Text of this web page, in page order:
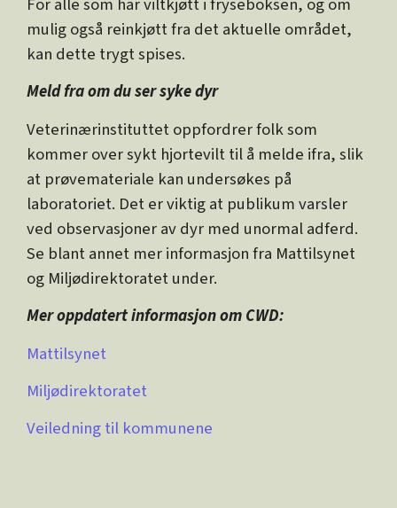
mulig også reinkjøtt fra det aktuelle området,
kan dette trygt spises.
Meld fra om du ser syke dyr
Veterinærinstituttet oppfordrer folk som
kommer over sykt hjortevilt til å melde ifra, slik
at prøvemateriale kan undersøkes på
laboratoriet. Det er viktig at publikum varsler
ved observasjoner av dyr med unormal adferd.
Se blant annet mer informasjon fra Mattilsynet
og Miljødirektoratet under.
Mer oppdatert informasjon om CWD:
Mattilsynet
Miljødirektoratet
Veiledning til kommunene